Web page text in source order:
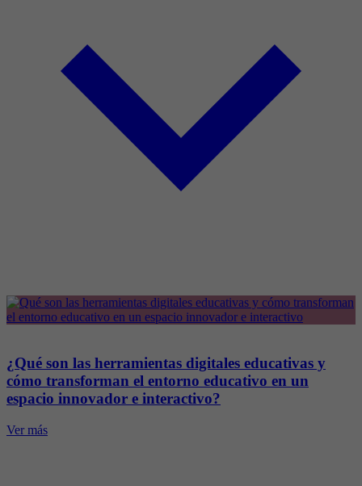
¿Qué son las herramientas digitales educativas y
cómo transforman el entorno educativo en un
espacio innovador e interactivo?
Ver más